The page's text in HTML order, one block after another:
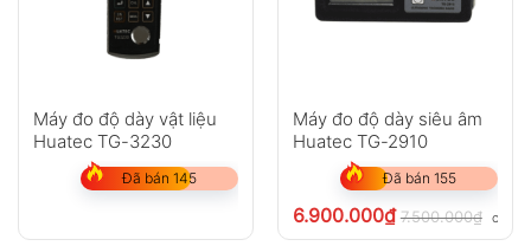
Máy đo độ dày vật liệu
Huatec TG-3230
Đã bán 145
Máy đo độ dày siêu âm
Huatec TG-2910
Đã bán 155
6.900.000₫ 7.500.000₫ chưa